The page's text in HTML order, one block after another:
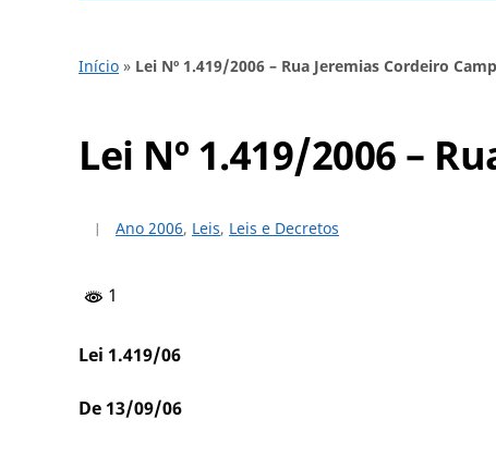
Início » Lei Nº 1.419/2006 – Rua Jeremias Cordeiro
Lei Nº 1.419/2006 –
Ano 2006, Leis, Leis e Decretos
1
Lei 1.419/06
De 13/09/06